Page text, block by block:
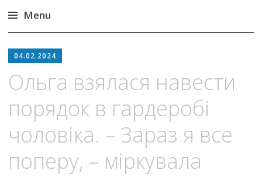
Menu
to
04.02.2024
Ольга взялася навести
порядок в гардеробі
чоловіка. – Зараз я все
поперу, – міркувала